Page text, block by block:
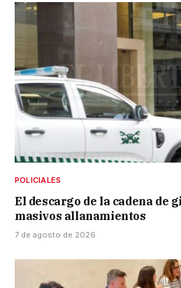
POLICIALES
El descargo de la cadena de
masivos allanamientos
7 de agosto de 2026